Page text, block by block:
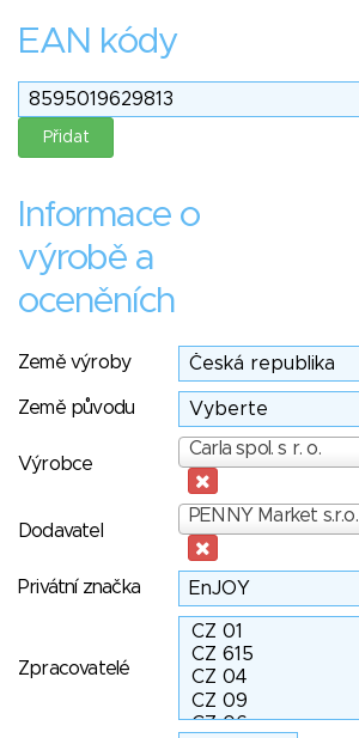
EAN kódy
Informace o
výrobě a
oceněních
Země výroby
Země původu
Výrobce
Carla spol. s r. o.
Výrobce
Dodavatel
PENNY Market s.r.o.
Dodavatel
Privátní značka
Zpracovatelé